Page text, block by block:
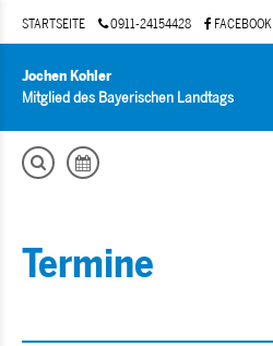
STARTSEITE 0911-24154428 FACEBOOK
Jochen Kohler
Mitglied des Bayerischen Landtags
Termine